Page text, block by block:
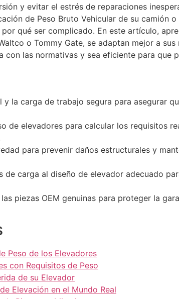
y evitar el estrés de reparaciones
de Peso Bruto Vehicular de su camión
qué ser complicado. En este artículo,
o Tommy Gate, se adaptan mejor a
con las normativas y sea eficiente para que
la carga de trabajo segura para asegurar
de elevadores para calcular los requisitos
para prevenir daños estructurales y
de carga al diseño de elevador adecuado
piezas OEM genuinas para proteger la
Peso de los Elevadores
con Requisitos de Peso
de su Elevador
Elevación en el Mundo Real